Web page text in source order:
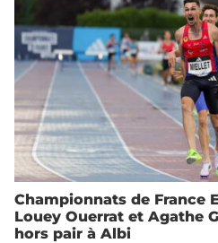
Championnats de France
Louey Ouerrat et Agathe
hors pair à Albi